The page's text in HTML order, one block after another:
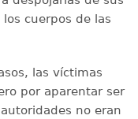
cuerpos de las
las víctimas
por aparentar ser
no eran